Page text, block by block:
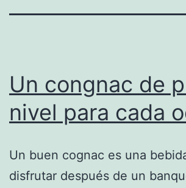
Un congnac de
nivel para cada
Un buen cognac es una
disfrutar después de un